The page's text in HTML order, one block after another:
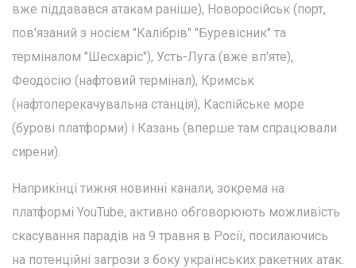
вже піддавався атакам раніше), Новоросійськ (порт,
пов'язаний з носієм "Калібрів" "Буревісник" та
терміналом "Шесхаріс"), Усть-Луга (вже вп'яте),
Феодосію (нафтовий термінал), Кримськ
(нафтоперекачувальна станція), Каспійське море
(бурові платформи) і Казань (вперше там спрацювали
сирени).
Наприкінці тижня новинні канали, зокрема на
платформі YouTube, активно обговорюють можливість
скасування парадів на 9 травня в Росії, посилаючись
на потенційні загрози з боку українських ракетних атак.